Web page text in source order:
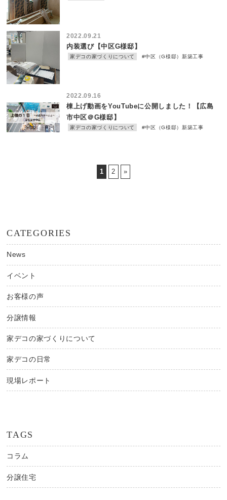
2022.09.21
内装選び【中区G様邸】
家デコの家づくりについて #中区（G様邸）新築工事
2022.09.16
棟上げ動画をYouTubeに公開しました！【広島
市中区＠G様邸】
家デコの家づくりについて #中区（G様邸）新築工事
1 2 »
CATEGORIES
News
イベント
お客様の声
分譲情報
家デコの家づくりについて
家デコの日常
現場レポート
TAGS
コラム
分譲住宅